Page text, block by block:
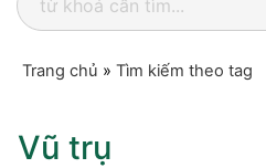
Trang chủ » Tìm kiếm theo tag
Vũ trụ